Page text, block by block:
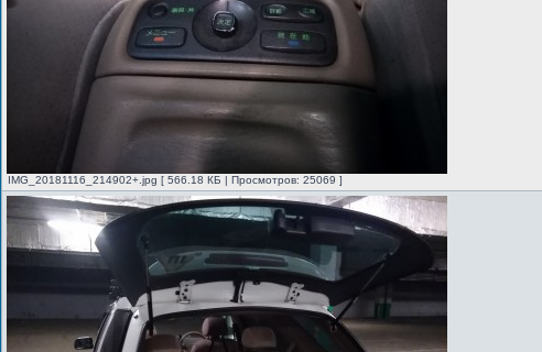
IMG_20181116_214902+.jpg [ 566.18 КБ | Просмотров: 25069 ]